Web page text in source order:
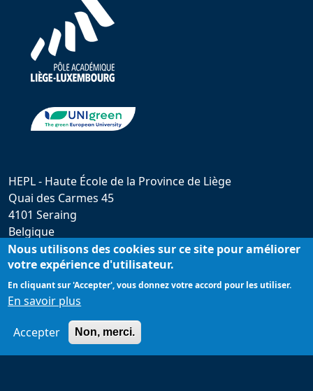
HEPL - Haute École de la Province de Liège
Quai des Carmes 45
4101 Seraing
Belgique
hepl@provincedeliege.be
+32 (0)4 279 55 20
Nous utilisons des cookies sur ce site pour améliorer
votre expérience d'utilisateur.
En cliquant sur 'Accepter', vous donnez votre accord pour les utiliser.
En savoir plus
Accepter Non, merci.